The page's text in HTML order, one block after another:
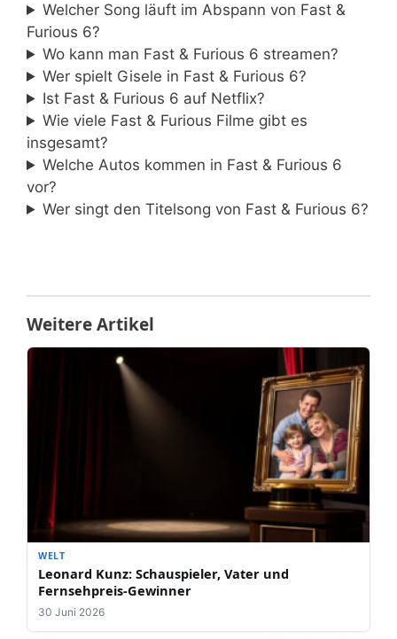
Welcher Song läuft im Abspann von Fast &
Furious 6?
Wo kann man Fast & Furious 6 streamen?
Wer spielt Gisele in Fast & Furious 6?
Ist Fast & Furious 6 auf Netflix?
Wie viele Fast & Furious Filme gibt es
insgesamt?
Welche Autos kommen in Fast & Furious 6
vor?
Wer singt den Titelsong von Fast & Furious 6?
Weitere Artikel
WELT
Leonard Kunz: Schauspieler, Vater und
Fernsehpreis-Gewinner
30 Juni 2026